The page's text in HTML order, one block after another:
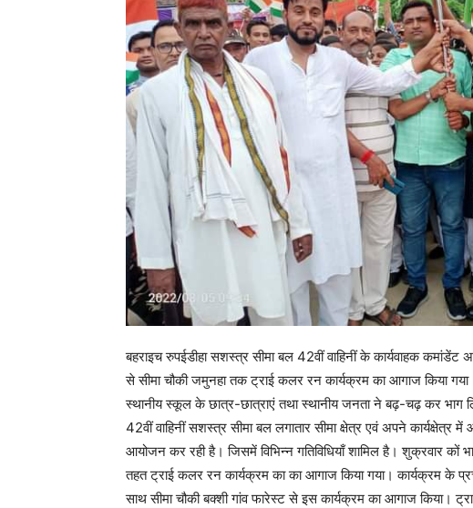
बहराइच रुपईडीहा सशस्त्र सीमा बल 42वीं वाहिनीं के कार्यवाहक
से सीमा चौकी जमुनहा तक ट्राई कलर रन कार्यक्रम का आगाज किया
स्थानीय स्कूल के छात्र-छात्राएं तथा स्थानीय जनता ने बढ़-चढ़ कर भाग
42वीं वाहिनीं सशस्त्र सीमा बल लगातार सीमा क्षेत्र एवं अपने
आयोजन कर रही है। जिसमें विभिन्न गतिविधियाँ शामिल है। शुक्रवार कों
तहत ट्राई कलर रन कार्यक्रम का का आगाज किया गया‌। कार्यक्रम के
साथ सीमा चौकी बक्शी गांव फारेस्ट से इस कार्यक्रम का आगाज किया।